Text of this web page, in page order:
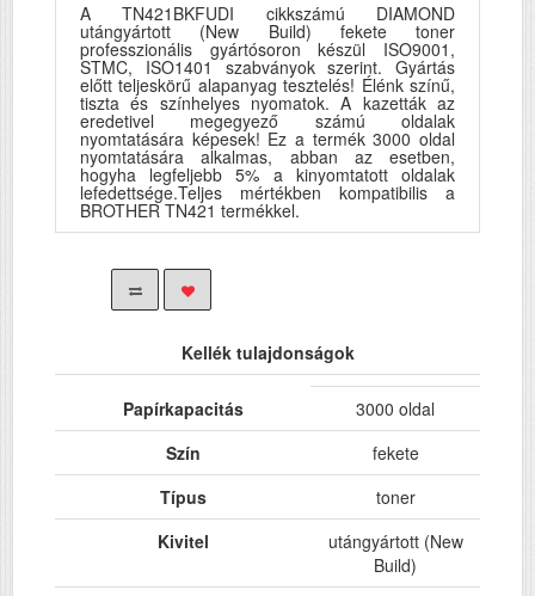
A TN421BKFUDI cikkszámú DIAMOND
utángyártott (New Build) fekete toner
professzionális gyártósoron készül ISO9001,
STMC, ISO1401 szabványok szerint. Gyártás
előtt teljeskörű alapanyag tesztelés! Élénk színű,
tiszta és színhelyes nyomatok. A kazetták az
eredetivel megegyező számú oldalak
nyomtatására képesek! Ez a termék 3000 oldal
nyomtatására alkalmas, abban az esetben,
hogyha legfeljebb 5% a kinyomtatott oldalak
lefedettsége.Teljes mértékben kompatibilis a
BROTHER TN421 termékkel.
Kellék tulajdonságok
Papírkapacitás
3000 oldal
Szín
fekete
Típus
toner
Kivitel
utángyártott (New
Build)